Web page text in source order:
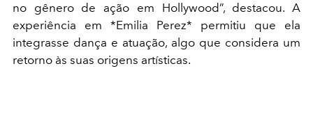
no gênero de ação em Hollywood”, destacou. A
experiência em *Emilia Perez* permitiu que ela
integrasse dança e atuação, algo que considera um
retorno às suas origens artísticas.